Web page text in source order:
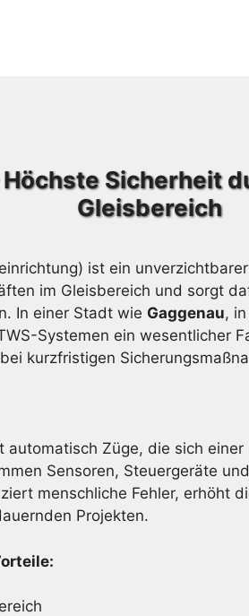
Höchste Sicherheit
Gleisbereich
ist ein
im Gleisbereich und sorgt
In einer Stadt wie Gaggenau,
Systemen ein wesentlicher
kurzfristigen
automatisch Züge, die sich
Sensoren, Steuergeräte
menschliche Fehler, erhöht
Projekten.